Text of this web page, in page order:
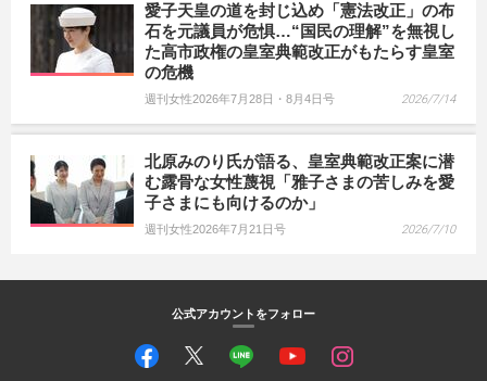
愛子天皇の道を封じ込め「憲法改正」の布
石を元議員が危惧…“国民の理解”を無視し
た高市政権の皇室典範改正がもたらす皇室
の危機
週刊女性2026年7月28日・8月4日号 2026/7/14
北原みのり氏が語る、皇室典範改正案に潜
む露骨な女性蔑視「雅子さまの苦しみを愛
子さまにも向けるのか」
週刊女性2026年7月21日号 2026/7/10
公式アカウントをフォロー